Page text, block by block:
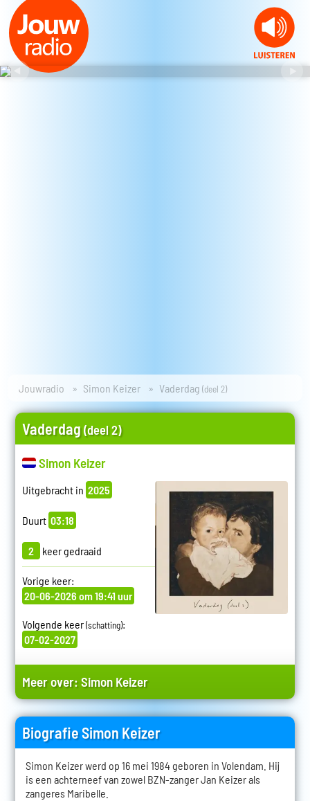
Jouwradio Simon Keizer Vaderdag(deel 2)
Vaderdag(deel 2)
Simon Keizer
Uitgebracht in 2025
Duurt 03:18
2 keer gedraaid
Vorige keer:
20-06-2026 om 19:41 uur
Volgende keer(schatting):
07-02-2027
Meer over:Simon Keizer
Biografie Simon Keizer
Simon Keizer werd op 16 mei 1984 geboren in Volendam. Hij
is een achterneef van zowel BZN-zanger Jan Keizer als
zangeres Maribelle.